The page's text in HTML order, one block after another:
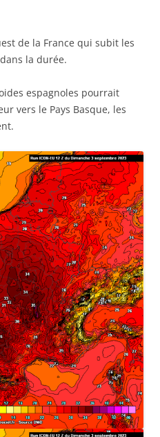
de la France qui subit les
la durée.
espagnoles pourrait
vers le Pays Basque, les